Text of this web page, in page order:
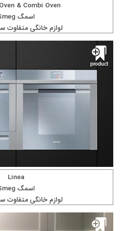
& Combi Oven
اسمگ Smeg
لوازم خانگی متفاوت
Linea
اسمگ Smeg
لوازم خانگی متفاوت